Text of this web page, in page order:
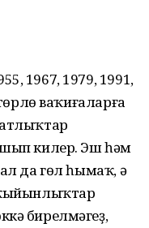
1967, 1979, 1991,
ваҡиғаларға
килер. Эш һәм
да гөл һымаҡ, ә
бирелмәгеҙ,